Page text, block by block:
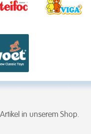
in unserem Shop.